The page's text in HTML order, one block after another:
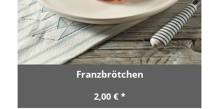
Franzbrötchen
2,00 € *